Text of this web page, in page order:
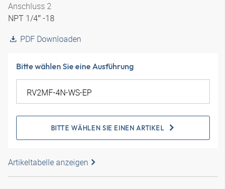
Anschluss 2
NPT 1/4″ -18
PDF Downloaden
Bitte wählen Sie eine Ausführung
BITTE WÄHLEN SIE EINEN ARTIKEL
Artikeltabelle anzeigen